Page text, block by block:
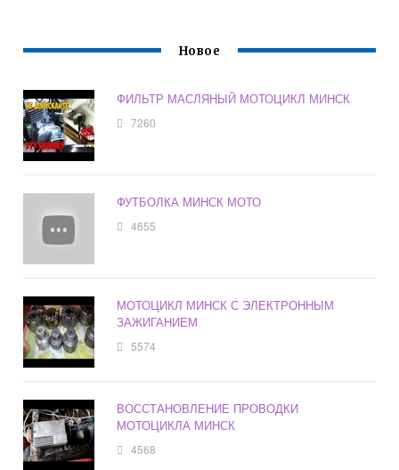
Новое
ФИЛЬТР МАСЛЯНЫЙ МОТОЦИКЛ МИНСК
7260
ФУТБОЛКА МИНСК МОТО
4655
МОТОЦИКЛ МИНСК С ЭЛЕКТРОННЫМ
ЗАЖИГАНИЕМ
5574
ВОССТАНОВЛЕНИЕ ПРОВОДКИ
МОТОЦИКЛА МИНСК
4568